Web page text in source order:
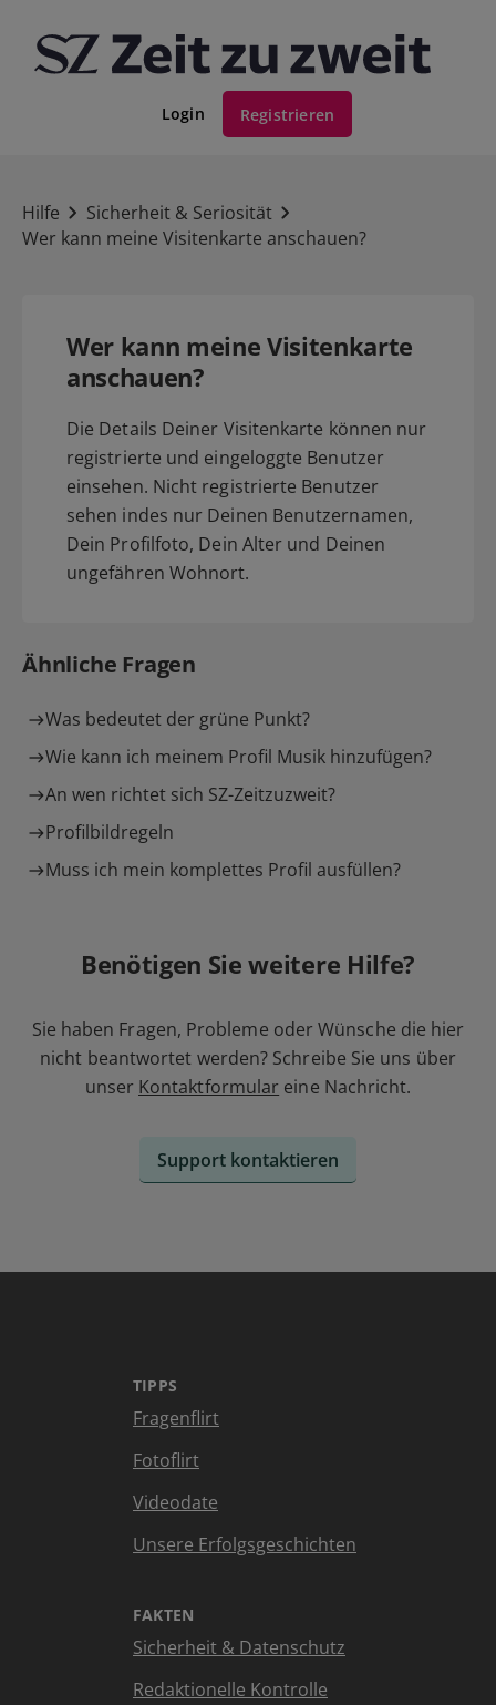
Login Registrieren
Hilfe
Sicherheit & Seriosität
Wer kann meine Visitenkarte anschauen?
Wer kann meine Visitenkarte
anschauen?
Die Details Deiner Visitenkarte können nur
registrierte und eingeloggte Benutzer
einsehen. Nicht registrierte Benutzer
sehen indes nur Deinen Benutzernamen,
Dein Profilfoto, Dein Alter und Deinen
ungefähren Wohnort.
Ähnliche Fragen
Was bedeutet der grüne Punkt?
Wie kann ich meinem Profil Musik hinzufügen?
An wen richtet sich SZ-Zeitzuzweit?
Profilbildregeln
Muss ich mein komplettes Profil ausfüllen?
Benötigen Sie weitere Hilfe?
Sie haben Fragen, Probleme oder Wünsche die hier
nicht beantwortet werden? Schreibe Sie uns über
unser Kontaktformular eine Nachricht.
Support kontaktieren
TIPPS
Fragenflirt
Fotoflirt
Videodate
Unsere Erfolgsgeschichten
FAKTEN
Sicherheit & Datenschutz
Redaktionelle Kontrolle